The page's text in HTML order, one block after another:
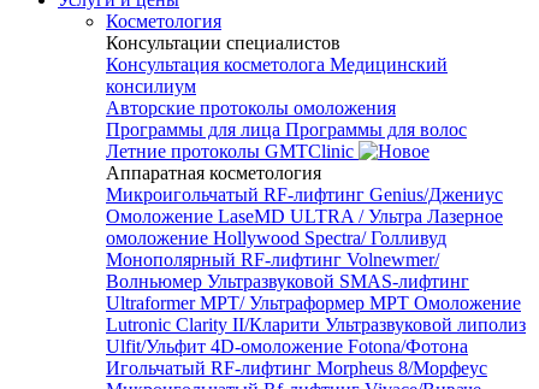
Косметология
Консультации специалистов
Консультация косметолога Медицинский
консилиум
Авторские протоколы омоложения
Программы для лица Программы для волос
Летние протоколы GMTClinic
Аппаратная косметология
Микроигольчатый RF-лифтинг Genius/Джениус
Омоложение LaseMD ULTRA / Ультра Лазерное
омоложение Hollywood Spectra/ Голливуд
Монополярный RF-лифтинг Volnewmer/
Волньюмер Ультразвуковой SMAS-лифтинг
Ultraformer MPT/ Ультраформер MPT Омоложение
Lutronic Clarity II/Кларити Ультразвуковой липолиз
Ulfit/Ульфит 4D-омоложение Fotona/Фотона
Игольчатый RF-лифтинг Morpheus 8/Морфеус